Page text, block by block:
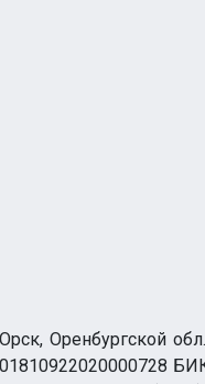
Оренбургской